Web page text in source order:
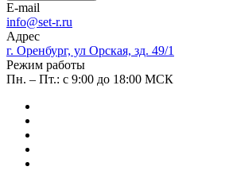
E-mail
info@set-r.ru
Адрес
г. Оренбург, ул Орская, зд. 49/1
Режим работы
Пн. – Пт.: с 9:00 до 18:00 МСК